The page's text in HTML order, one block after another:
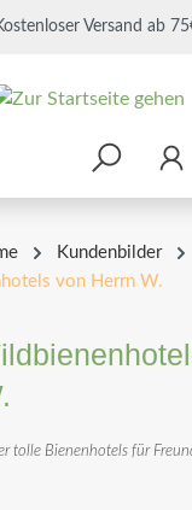
Versand ab
Kundenbilder
von Herrn W.
tolle Bienenhotels für